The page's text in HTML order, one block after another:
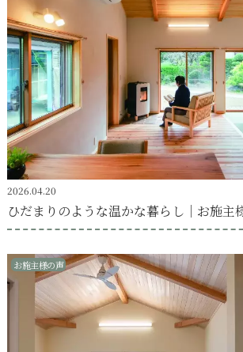
2026.04.20
ひだまりのような温かな暮らし｜お施主
お施主様の声